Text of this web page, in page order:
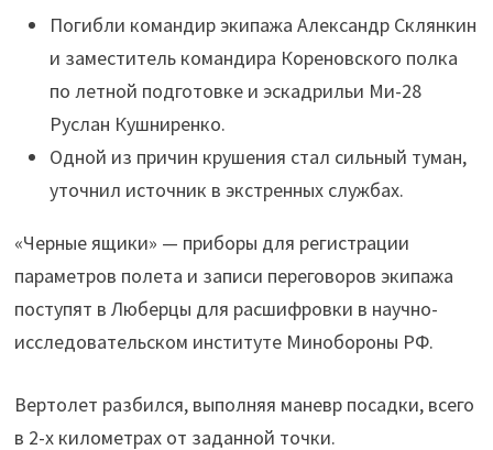
Погибли командир экипажа Александр Склянкин
и заместитель командира Кореновского полка
по летной подготовке и эскадрильи Ми-28
Руслан Кушниренко.
Одной из причин крушения стал сильный туман,
уточнил источник в экстренных службах.
«Черные ящики» — приборы для регистрации
параметров полета и записи переговоров экипажа
поступят в Люберцы для расшифровки в научно-
исследовательском институте Минобороны РФ.
Вертолет разбился, выполняя маневр посадки, всего
в 2-х километрах от заданной точки.